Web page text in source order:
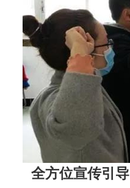
全方位宣传引导